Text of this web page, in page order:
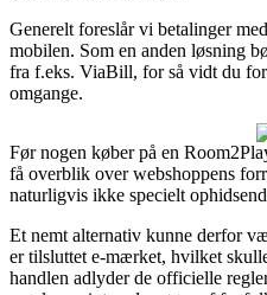
Generelt foreslår vi betalinger
mobilen. Som en anden løsning
fra f.eks. ViaBill, for så vidt du
omgange.
Før nogen køber på en
få overblik over webshoppens
naturligvis ikke specielt
Et nemt alternativ kunne derfor
er tilsluttet e-mærket, hvilket
handlen adlyder de officielle